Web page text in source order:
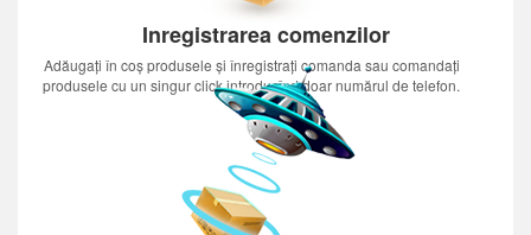
Inregistrarea comenzilor
Adăugați în coș produsele și înregistrați comanda sau comandați
produsele cu un singur click introducînd doar numărul de telefon.